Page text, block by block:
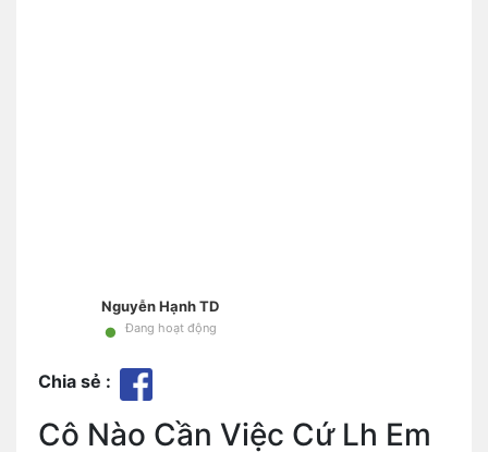
Nguyễn Hạnh TD
• Đang hoạt động
Chia sẻ :
Cô Nào Cần Việc Cứ Lh Em